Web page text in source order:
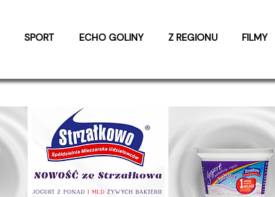
SPORT ECHO GOLINY Z REGIONU FILMY